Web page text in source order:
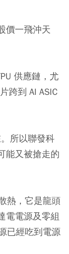
價一飛沖天
供應鏈，尤
跨到 AI ASIC
所以聯發科
能又被搶走的
熱，它是龍頭
電電源及零組
已經吃到電源